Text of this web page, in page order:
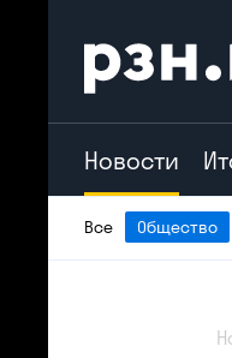
Новости
Все Общество